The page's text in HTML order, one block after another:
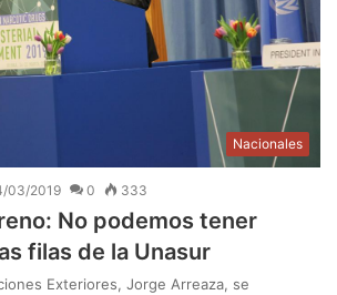
Nacionales
03/2019 0 333
No podemos tener
filas de la Unasur
Exteriores, Jorge Arreaza, se